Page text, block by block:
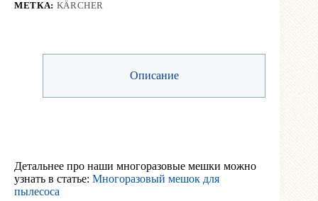
МЕТКА: KÄRCHER
Описание
Детальнее про наши многоразовые мешки можно
узнать в статье: Многоразовый мешок для
пылесоса